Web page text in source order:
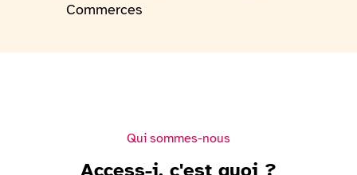
Commerces
Qui sommes-nous